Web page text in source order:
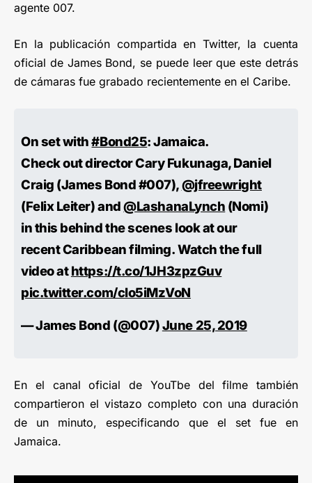
agente 007.
En la publicación compartida en Twitter, la cuenta
oficial de James Bond, se puede leer que este detrás
de cámaras fue grabado recientemente en el Caribe.
On set with#Bond25: Jamaica.
Check out director Cary Fukunaga, Daniel
Craig (James Bond #007),@jfreewright
(Felix Leiter) and@LashanaLynch (Nomi)
in this behind the scenes look at our
recent Caribbean filming. Watch the full
video athttps://t.co/1JH3zpzGuv
pic.twitter.com/cIo5iMzVoN
— James Bond (@007)June 25, 2019
En el canal oficial de YouTbe del filme también
compartieron el vistazo completo con una duración
de un minuto, especificando que el set fue en
Jamaica.